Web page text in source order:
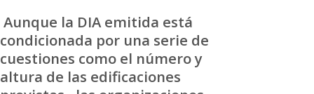
Aunque la DIA emitida está
condicionada por una serie de
cuestiones como el número y
altura de las edificaciones